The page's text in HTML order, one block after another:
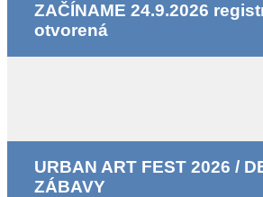
ZAČÍNAME 24.9.2026
otvorená
URBAN ART FEST 2026 /
ZÁBAVY